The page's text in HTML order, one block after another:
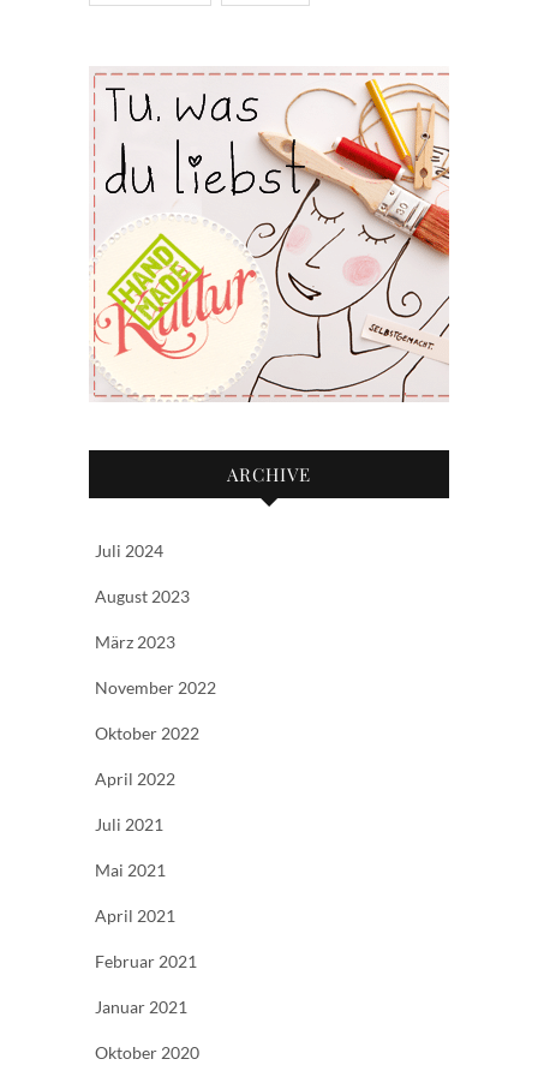
ARCHIVE
Juli 2024
August 2023
März 2023
November 2022
Oktober 2022
April 2022
Juli 2021
Mai 2021
April 2021
Februar 2021
Januar 2021
Oktober 2020